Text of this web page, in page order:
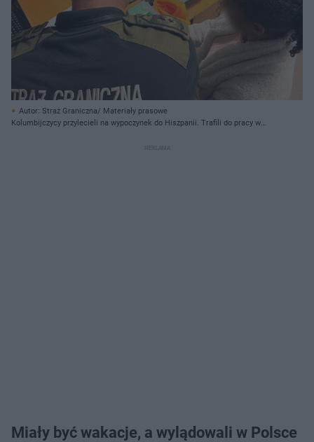
Autor: Straż Graniczna/ Materiały prasowe
Kolumbijczycy przylecieli na wypoczynek do Hiszpanii. Trafili do pracy w
Miały być wakacje, a wylądowali w Polsce